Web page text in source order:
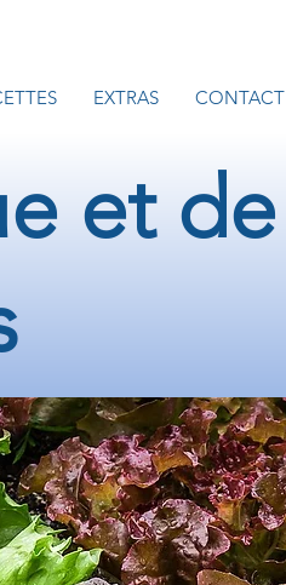
EXTRAS CONTACT
et de